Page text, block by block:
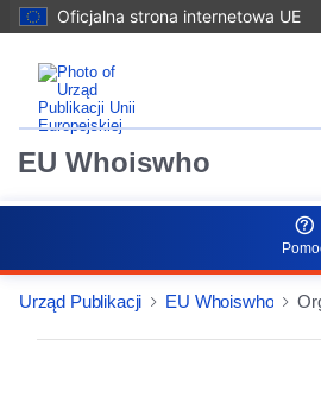
Oficjalna strona internetowa UE
EU Whoiswho
Urząd Publikacji EU Whoiswho